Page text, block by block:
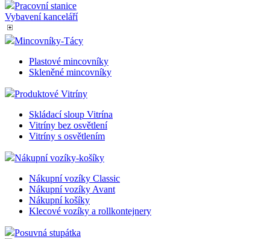
Pracovní stanice
Vybavení kanceláří
Mincovníky-Tácy
Plastové mincovníky
Skleněné mincovníky
Produktové Vitríny
Skládací sloup Vitrína
Vitríny bez osvětlení
Vitríny s osvětlením
Nákupní vozíky-košíky
Nákupní vozíky Classic
Nákupní vozíky Avant
Nákupní košíky
Klecové vozíky a rollkontejnery
Posuvná stupátka